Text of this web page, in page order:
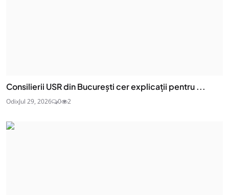
Consilierii USR din București cer explicații pentru ...
OdixJul 29, 2026 0 2